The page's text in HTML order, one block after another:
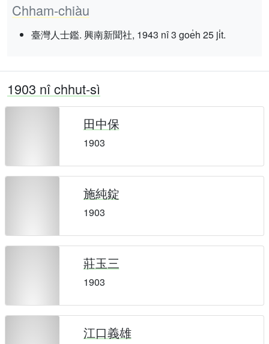
Chham-chiàu
臺灣人士鑑. 興南新聞社, 1943 nî 3 goe̍h 25 ji̍t.
1903 nî chhut-sì
田中保
1903
施純錠
1903
莊玉三
1903
江口義雄